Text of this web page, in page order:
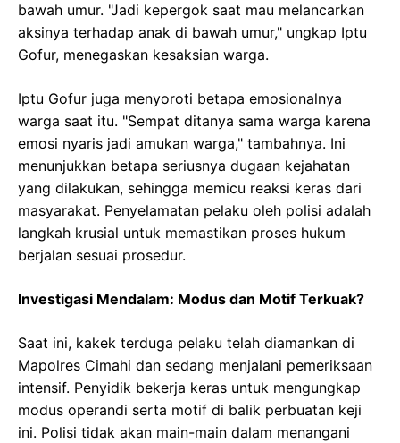
bawah umur. "Jadi kepergok saat mau melancarkan
aksinya terhadap anak di bawah umur," ungkap Iptu
Gofur, menegaskan kesaksian warga.
Iptu Gofur juga menyoroti betapa emosionalnya
warga saat itu. "Sempat ditanya sama warga karena
emosi nyaris jadi amukan warga," tambahnya. Ini
menunjukkan betapa seriusnya dugaan kejahatan
yang dilakukan, sehingga memicu reaksi keras dari
masyarakat. Penyelamatan pelaku oleh polisi adalah
langkah krusial untuk memastikan proses hukum
berjalan sesuai prosedur.
Investigasi Mendalam: Modus dan Motif Terkuak?
Saat ini, kakek terduga pelaku telah diamankan di
Mapolres Cimahi dan sedang menjalani pemeriksaan
intensif. Penyidik bekerja keras untuk mengungkap
modus operandi serta motif di balik perbuatan keji
ini. Polisi tidak akan main-main dalam menangani